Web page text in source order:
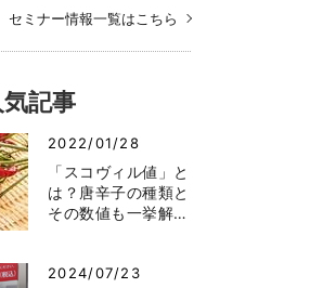
セミナー情報一覧はこちら
気記事
2022/01/28
「スコヴィル値」と
は？唐辛子の種類と
その数値も一挙解…
2024/07/23